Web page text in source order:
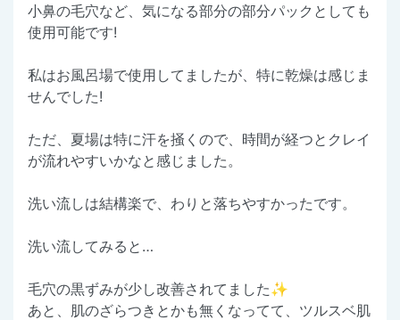
小鼻の毛穴など、気になる部分の部分パックとしても
使用可能です!
私はお風呂場で使用してましたが、特に乾燥は感じま
せんでした!
ただ、夏場は特に汗を掻くので、時間が経つとクレイ
が流れやすいかなと感じました。
洗い流しは結構楽で、わりと落ちやすかったです。
洗い流してみると…
毛穴の黒ずみが少し改善されてました✨
あと、肌のざらつきとかも無くなってて、ツルスベ肌